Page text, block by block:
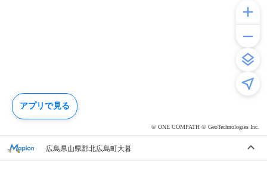
© ONE COMPATH © GeoTechnologies Inc.
広島県山県郡北広島町大暮
アプリで見る